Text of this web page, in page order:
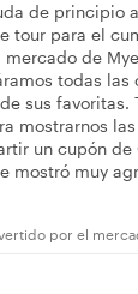
de principio
tour para el
de
todas las
sus favoritas.
mostrarnos
un cupón de
mostró muy
por el